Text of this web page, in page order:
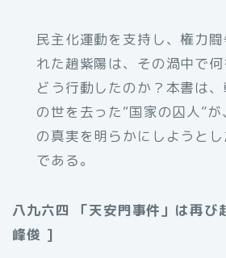
民主化運動を支持し、権力
れた趙紫陽は、その渦中で何
どう行動したのか？本書は
の世を去った“国家の囚人”
の真実を明らかにしようとし
である。
八九六四 「天安門事件」は再
峰俊 ]